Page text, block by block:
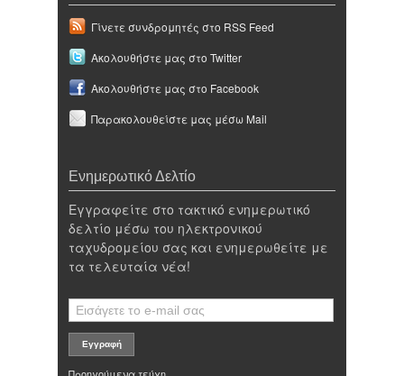
Γίνετε συνδρομητές στο RSS Feed
Ακολουθήστε μας στο Twitter
Ακολουθήστε μας στο Facebook
Παρακολουθείστε μας μέσω Mail
Ενημερωτικό Δελτίο
Εγγραφείτε στο τακτικό ενημερωτικό
δελτίο μέσω του ηλεκτρονικού
ταχυδρομείου σας και ενημερωθείτε με
τα τελευταία νέα!